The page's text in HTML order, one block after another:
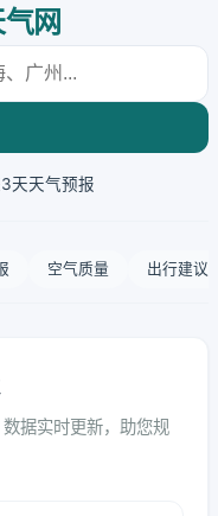
网
天天气预报
空气质量 出行建议
据实时更新，助您规